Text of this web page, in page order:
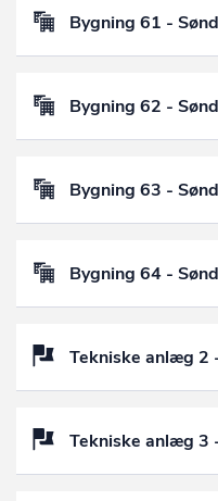
Bygning 61 -
Bygning 62 -
Bygning 63 -
Bygning 64 -
Tekniske anlæg 2
Tekniske anlæg 3